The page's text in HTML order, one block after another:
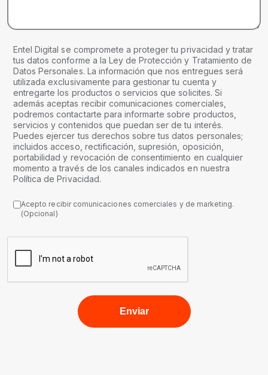
Entel Digital se compromete a proteger tu privacidad y tratar
tus datos conforme a la Ley de Protección y Tratamiento de
Datos Personales. La información que nos entregues será
utilizada exclusivamente para gestionar tu cuenta y
entregarte los productos o servicios que solicites. Si
además aceptas recibir comunicaciones comerciales,
podremos contactarte para informarte sobre productos,
servicios y contenidos que puedan ser de tu interés.
Puedes ejercer tus derechos sobre tus datos personales;
incluidos acceso, rectificación, supresión, oposición,
portabilidad y revocación de consentimiento en cualquier
momento a través de los canales indicados en nuestra
Política de Privacidad.
Acepto recibir comunicaciones comerciales y de marketing.
(Opcional)